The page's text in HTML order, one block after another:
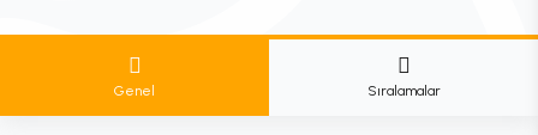
Genel Sıralamalar